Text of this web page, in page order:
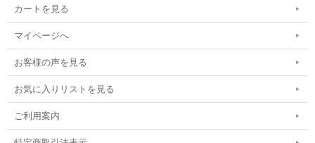
カートを見る
マイページへ
お客様の声を見る
お気に入りリストを見る
ご利用案内